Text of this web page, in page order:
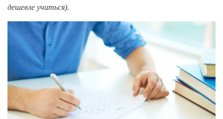
дешевле учиться).